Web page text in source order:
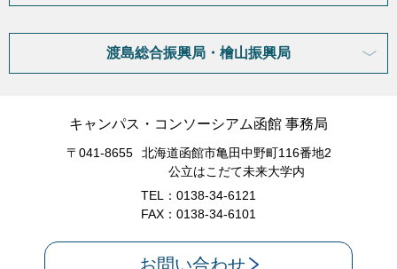
渡島総合振興局・檜山振興局
キャンパス・コンソーシアム函館 事務局
〒041-8655
北海道函館市亀田中野町116番地2
公立はこだて未来大学内
TEL：0138-34-6121
FAX：0138-34-6101
お問い合わせ